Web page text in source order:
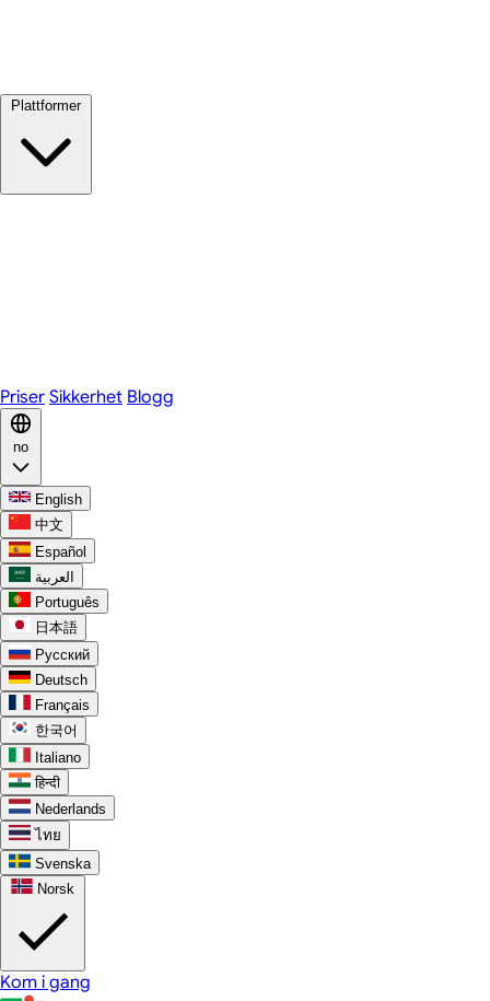
Plattformer
Priser Sikkerhet Blogg
no
English
中文
Español
العربية
Português
日本語
Русский
Deutsch
Français
한국어
Italiano
हिन्दी
Nederlands
ไทย
Svenska
Norsk
Kom i gang